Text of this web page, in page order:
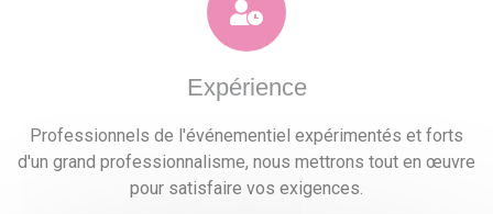
Expérience
Professionnels de l'événementiel expérimentés et forts
d'un grand professionnalisme, nous mettrons tout en œuvre
pour satisfaire vos exigences.